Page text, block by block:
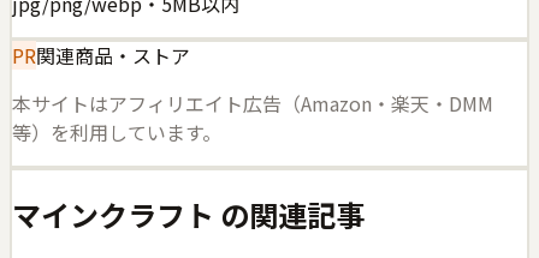
PR関連商品・ストア
本サイトはアフィリエイト広告（Amazon・楽天・DMM
等）を利用しています。
マインクラフト の関連記事